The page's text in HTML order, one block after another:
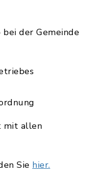
der Gemeinde
mit allen
Sie hier.